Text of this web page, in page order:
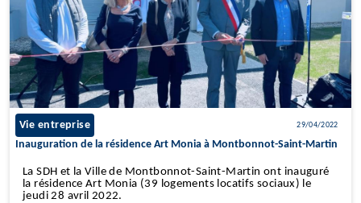
Vie entreprise 29/04/2022
Inauguration de la résidence Art Monia à Montbonnot-Saint-Martin
La SDH et la Ville de Montbonnot-Saint-Martin ont inauguré
la résidence Art Monia (39 logements locatifs sociaux) le
jeudi 28 avril 2022.